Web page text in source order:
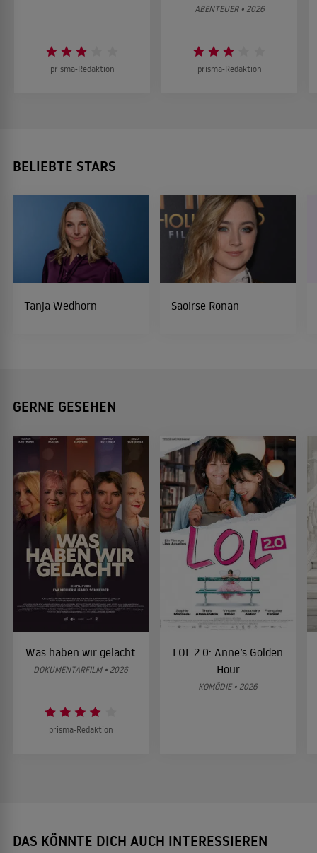
prisma-Redaktion
ABENTEUER • 2026
prisma-Redaktion
BELIEBTE STARS
Tanja Wedhorn Saoirse Ronan
GERNE GESEHEN
Was haben wir gelacht
DOKUMENTARFILM • 2026
prisma-Redaktion
LOL 2.0: Anne’s Golden
Hour
KOMÖDIE • 2026
DAS KÖNNTE DICH AUCH INTERESSIEREN